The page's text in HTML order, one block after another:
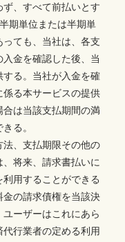
、すべて前払いとす
期単位または半期単
ても、当社は、各支
金を確認した後、当
る。当社が入金を確
る本サービスの提供
は当該支払期間の満
る。
、支払期限その他の
将来、請求書払いに
用することができる
金の請求債権を当該決
ーザーはこれにあら
行業者の定める利用